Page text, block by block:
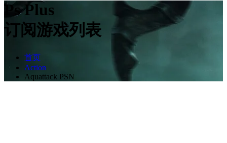
Ps Plus
订阅游戏列表
首页
Action
Aquattack PSN